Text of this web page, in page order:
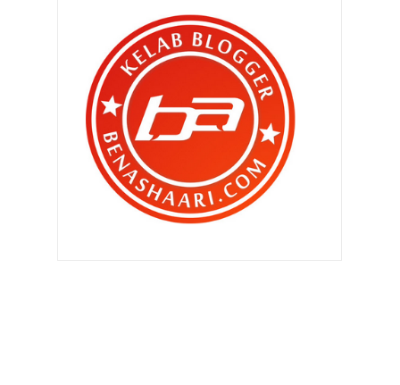
Cermin mata baru aku , lagi !
Bila cari dengan lubang hidung !
Nasi lemak dan Paris !
Kalau anak aku ..
Selamat Merdekakan Diri Kita !!
Slot Akasia ‘ Maaf Jika Aku Tak
Sempurna ‘